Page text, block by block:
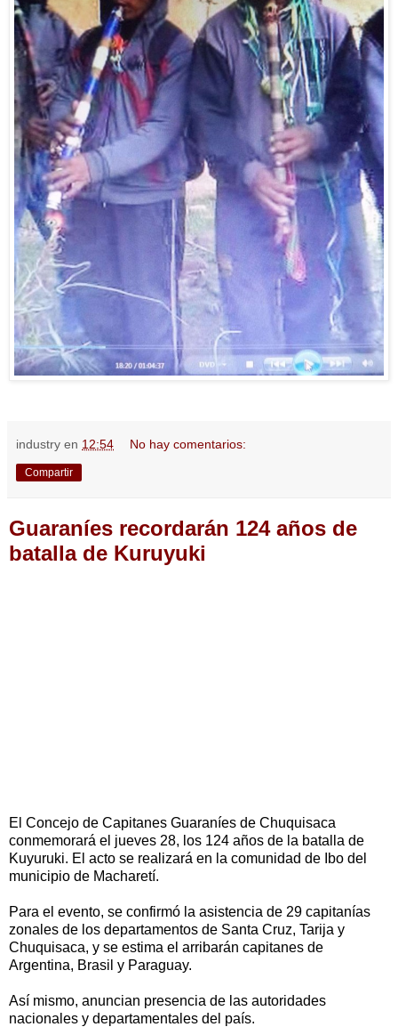
industry en 12:54 No hay comentarios:
Compartir
Guaraníes recordarán 124 años de
batalla de Kuruyuki
El Concejo de Capitanes Guaraníes de Chuquisaca
conmemorará el jueves 28, los 124 años de la batalla de
Kuyuruki. El acto se realizará en la comunidad de Ibo del
municipio de Macharetí.
Para el evento, se confirmó la asistencia de 29 capitanías
zonales de los departamentos de Santa Cruz, Tarija y
Chuquisaca, y se estima el arribarán capitanes de
Argentina, Brasil y Paraguay.
Así mismo, anuncian presencia de las autoridades
nacionales y departamentales del país.